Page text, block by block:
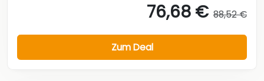
76,68 € 88,52 €
Zum Deal